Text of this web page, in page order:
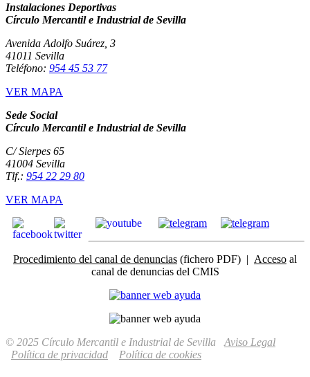
Instalaciones Deportivas
Círculo Mercantil e Industrial de Sevilla
Avenida Adolfo Suárez, 3
41011 Sevilla
Teléfono: 954 45 53 77
VER MAPA
Sede Social
Círculo Mercantil e Industrial de Sevilla
C/ Sierpes 65
41004 Sevilla
Tlf.: 954 22 29 80
VER MAPA
Procedimiento del canal de denuncias (fichero PDF) | Acceso al
canal de denuncias del CMIS
© 2025 Círculo Mercantil e Industrial de Sevilla Aviso Legal
Política de privacidad
Política de cookies